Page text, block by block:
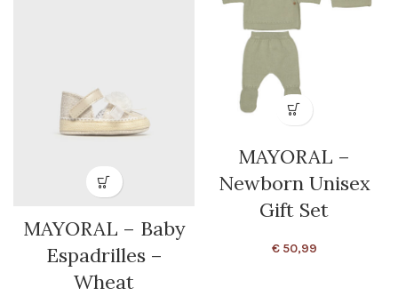
MAYORAL – Baby
Espadrilles –
Wheat
MAYORAL –
Newborn Unisex
Gift Set
€50,99